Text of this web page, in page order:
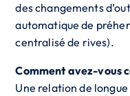
des changements
automatique de
centralisé de rives).
Comment avez-vous
Une relation de